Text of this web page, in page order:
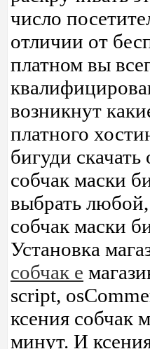
число
отличии от
платном вы
возникнут
платного
бигуди
собчак маски
выбрать
собчак маски
Установка
собчак e
script,
ксения собчак
минут. И